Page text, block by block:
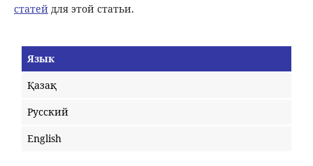
статейдля этой статьи.
Язык
Қазақ
Русский
English